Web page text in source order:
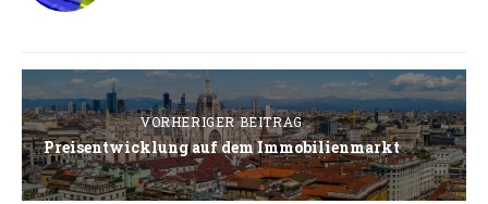
VORHERIGER BEITRAG
Preisentwicklung auf dem Immobilienmarkt